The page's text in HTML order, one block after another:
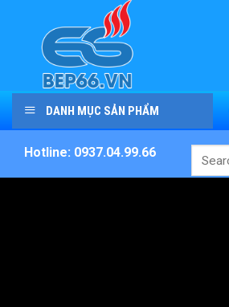
content
DANH MỤC SẢN PHẨM
Hotline: 0937.04.99.66
Search
for: